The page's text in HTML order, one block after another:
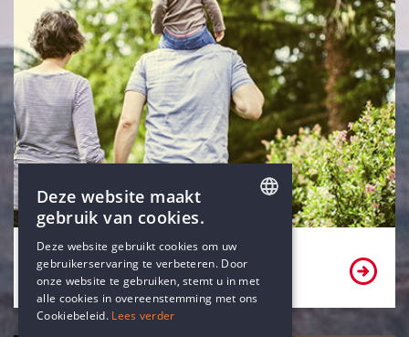
Word lid of vrijwilliger
DUTCH
Deze website maakt
gebruik van cookies.
Deze website gebruikt cookies om uw
gebruikerservaring te verbeteren. Door
onze website te gebruiken, stemt u in met
alle cookies in overeenstemming met ons
Cookiebeleid. Lees verder